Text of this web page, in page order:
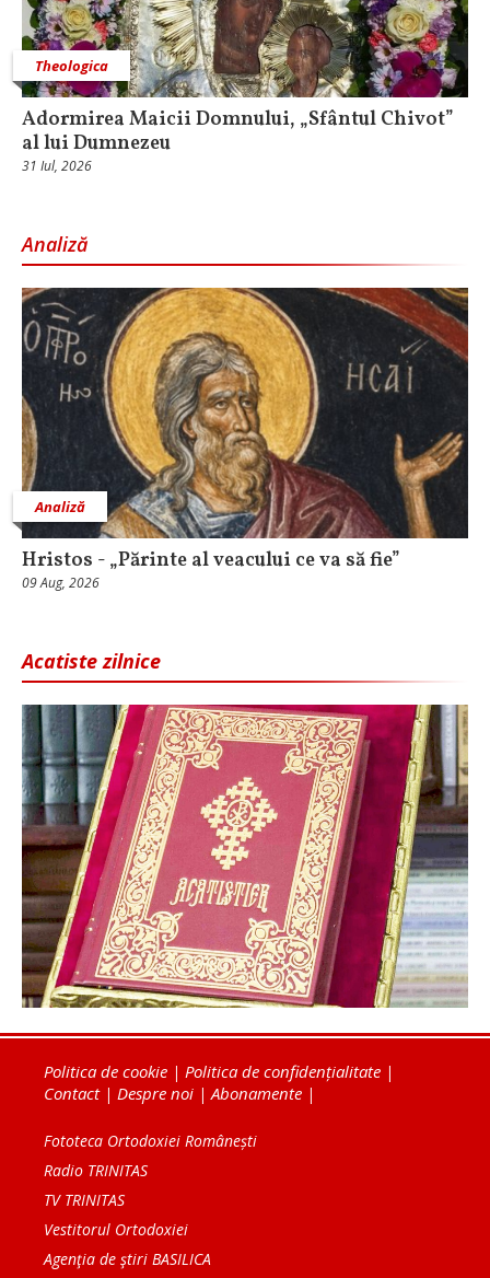
Theologica
Adormirea Maicii Domnului, „Sfântul Chivot”
al lui Dumnezeu
31 Iul, 2026
Analiză
Analiză
Hristos - „Părinte al veacului ce va să fie”
09 Aug, 2026
Acatiste zilnice
Politica de cookie | Politica de confidențialitate |
Contact| Despre noi |Abonamente |
Fototeca Ortodoxiei Românești
Radio TRINITAS
TV TRINITAS
Vestitorul Ortodoxiei
Agenţia de ştiri BASILICA